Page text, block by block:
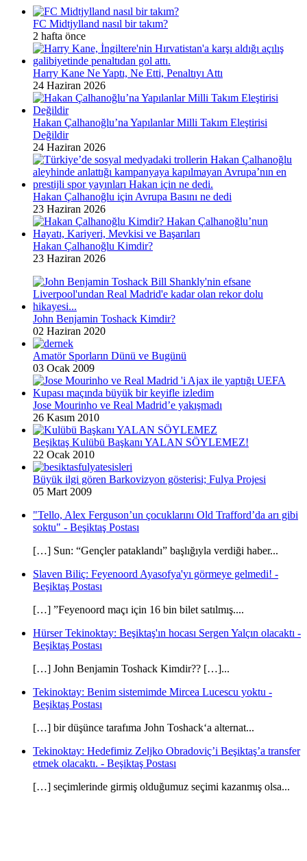
FC Midtjylland nasıl bir takım?
2 hafta önce
Harry Kane Ne Yaptı, Ne Etti, Penaltıyı Attı
24 Haziran 2026
Hakan Çalhanoğlu’na Yapılanlar Milli Takım Eleştirisi
Değildir
24 Haziran 2026
Hakan Çalhanoğlu için Avrupa Basını ne dedi
23 Haziran 2026
Hakan Çalhanoğlu Kimdir?
23 Haziran 2026
John Benjamin Toshack Kimdir?
02 Haziran 2020
Amatör Sporların Dünü ve Bugünü
03 Ocak 2009
Jose Mourinho ve Real Madrid’e yakışmadı
26 Kasım 2010
Beşiktaş Kulübü Başkanı YALAN SÖYLEMEZ!
22 Ocak 2010
Büyük ilgi gören Barkovizyon gösterisi; Fulya Projesi
05 Mart 2009
"Tello, Alex Ferguson’un çocuklarını Old Trafford’da arı gibi
soktu" - Beşiktaş Postası
[…] Sun: “Gençler pataklandı” başlığıyla verdiği haber...
Slaven Biliç: Feyenoord Ayasofya'yı görmeye gelmedi! -
Beşiktaş Postası
[…] ”Feyenoord maçı için 16 bin bilet satılmış....
Hürser Tekinoktay: Beşiktaş'ın hocası Sergen Yalçın olacaktı -
Beşiktaş Postası
[…] John Benjamin Toshack Kimdir?? […]...
Tekinoktay: Benim sistemimde Mircea Lucescu yoktu -
Beşiktaş Postası
[…] bir düşünce tarafıma John Toshack‘a alternat...
Tekinoktay: Hedefimiz Zeljko Obradoviç’i Beşiktaş’a transfer
etmek olacaktı. - Beşiktaş Postası
[…] seçimlerinde girmiş olduğumuz seçimi kazanmış olsa...